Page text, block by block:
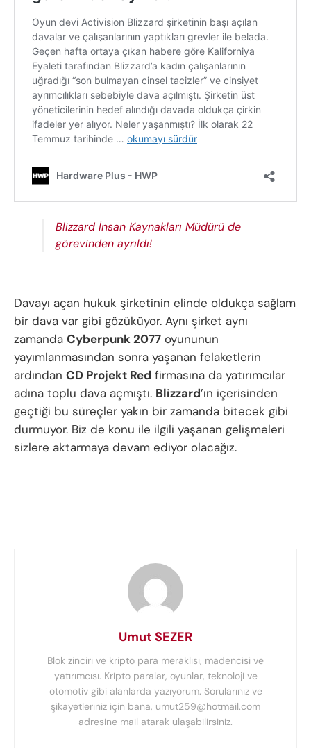
Blizzard İnsan Kaynakları Müdürü de
görevinden ayrıldı!
Davayı açan hukuk şirketinin elinde oldukça sağlam
bir dava var gibi gözüküyor. Aynı şirket aynı
zamanda Cyberpunk 2077 oyununun
yayımlanmasından sonra yaşanan felaketlerin
ardından CD Projekt Red firmasına da yatırımcılar
adına toplu dava açmıştı. Blizzard’ın içerisinden
geçtiği bu süreçler yakın bir zamanda bitecek gibi
durmuyor. Biz de konu ile ilgili yaşanan gelişmeleri
sizlere aktarmaya devam ediyor olacağız.
Umut SEZER
Blok zinciri ve kripto para meraklısı, madencisi ve
yatırımcısı. Kripto paralar, oyunlar, teknoloji ve
otomotiv gibi alanlarda yazıyorum. Sorularınız ve
şikayetleriniz için bana, umut259@hotmail.com
adresine mail atarak ulaşabilirsiniz.